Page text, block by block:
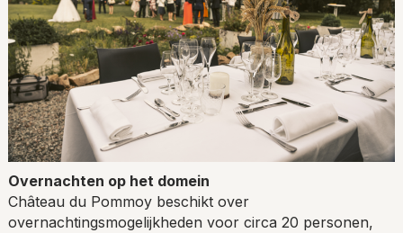
Overnachten op het domein
Château du Pommoy beschikt over
overnachtingsmogelijkheden voor circa 20 personen,